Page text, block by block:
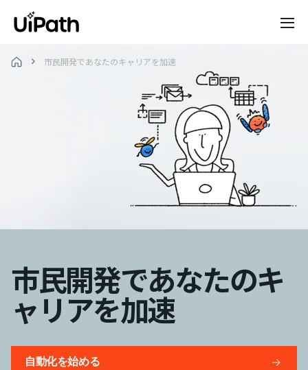
市民開発であなたのキャリアを加速
市民開発であなたのキ
ャリアを加速
自動化を始める